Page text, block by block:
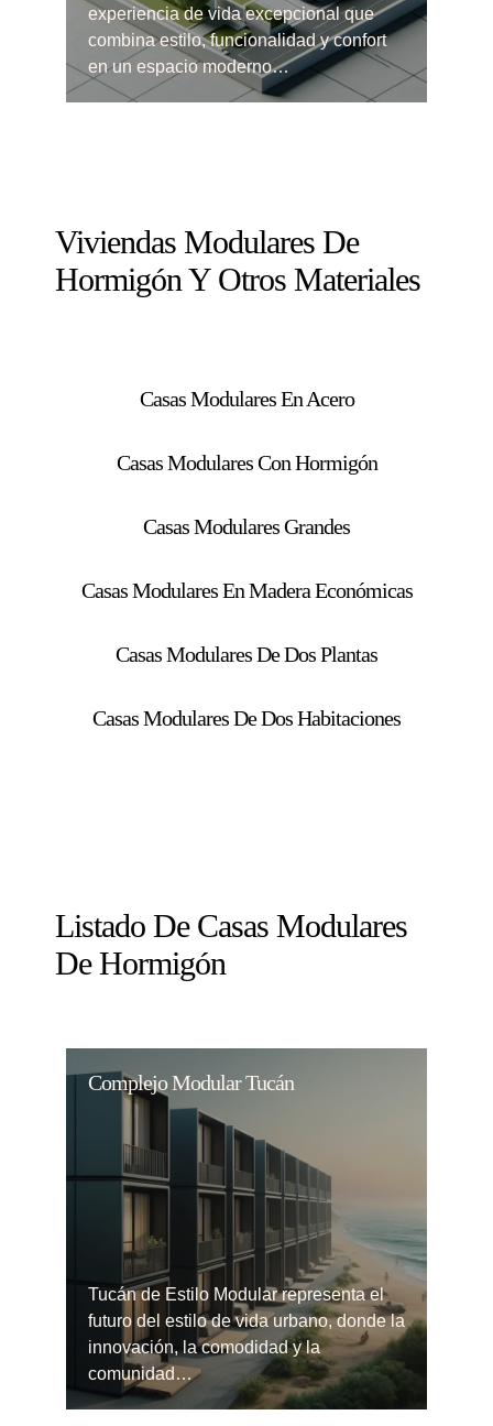
experiencia de vida excepcional que
combina estilo, funcionalidad y confort
en un espacio moderno…
Viviendas Modulares De
Hormigón Y Otros Materiales
Casas Modulares En Acero
Casas Modulares Con Hormigón
Casas Modulares Grandes
Casas Modulares En Madera Económicas
Casas Modulares De Dos Plantas
Casas Modulares De Dos Habitaciones
Listado De Casas Modulares
De Hormigón
Complejo Modular Tucán
Tucán de Estilo Modular representa el
futuro del estilo de vida urbano, donde la
innovación, la comodidad y la
comunidad…